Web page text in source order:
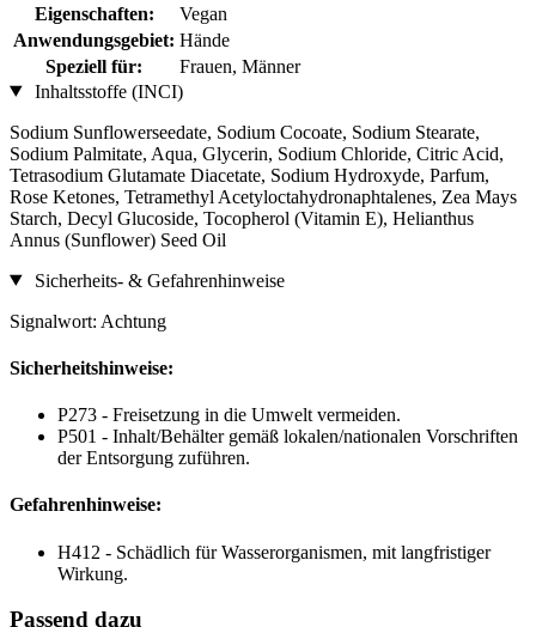
Eigenschaften:
Vegan
Anwendungsgebiet: Hände
Speziell für:
Frauen, Männer
Inhaltsstoffe (INCI)
Sodium Sunflowerseedate, Sodium Cocoate, Sodium Stearate,
Sodium Palmitate, Aqua, Glycerin, Sodium Chloride, Citric Acid,
Tetrasodium Glutamate Diacetate, Sodium Hydroxyde, Parfum,
Rose Ketones, Tetramethyl Acetyloctahydronaphtalenes, Zea Mays
Starch, Decyl Glucoside, Tocopherol (Vitamin E), Helianthus
Annus (Sunflower) Seed Oil
Sicherheits- & Gefahrenhinweise
Signalwort: Achtung
Sicherheitshinweise:
P273 - Freisetzung in die Umwelt vermeiden.
P501 - Inhalt/Behälter gemäß lokalen/nationalen Vorschriften
der Entsorgung zuführen.
Gefahrenhinweise:
H412 - Schädlich für Wasserorganismen, mit langfristiger
Wirkung.
Passend dazu